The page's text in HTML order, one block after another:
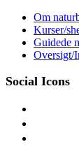
Skip
content
Om
Kurser/
Guidede
Oversigt/
Social Icons